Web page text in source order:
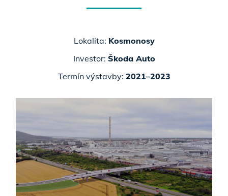
Lokalita: Kosmonosy
Investor: Škoda Auto
Termín výstavby: 2021–2023